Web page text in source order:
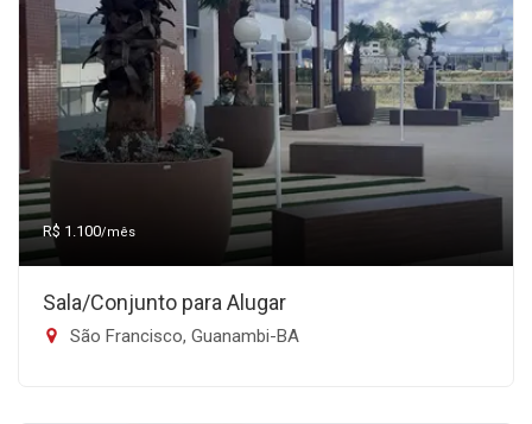
R$ 1.100/mês
Sala/Conjunto para Alugar
São Francisco, Guanambi-BA